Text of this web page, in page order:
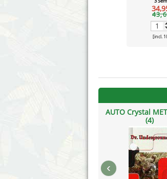
[incl.
AUTO Crystal
(4)
‹